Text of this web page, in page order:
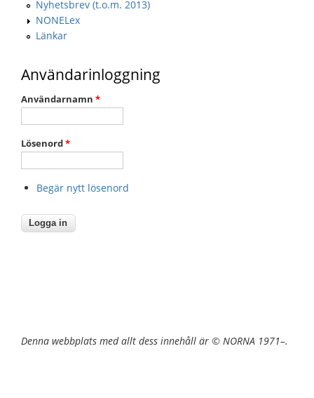
Nyhetsbrev (t.o.m. 2013)
NONELex
Länkar
Användarinloggning
Användarnamn *
Lösenord*
Begär nytt lösenord
Denna webbplats med allt dess innehåll är © NORNA 1971–.